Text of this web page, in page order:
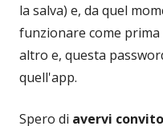
la salva) e, da quel
funzionare come prima
altro e, questa
quell'app.
Spero di avervi